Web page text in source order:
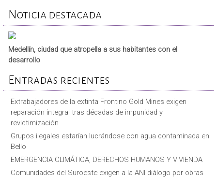
Noticia destacada
Medellín, ciudad que atropella a sus habitantes con el
desarrollo
Entradas recientes
Extrabajadores de la extinta Frontino Gold Mines exigen
reparación integral tras décadas de impunidad y
revictimización
Grupos ilegales estarían lucrándose con agua contaminada en
Bello
EMERGENCIA CLIMÁTICA, DERECHOS HUMANOS Y VIVIENDA
Comunidades del Suroeste exigen a la ANI diálogo por obras